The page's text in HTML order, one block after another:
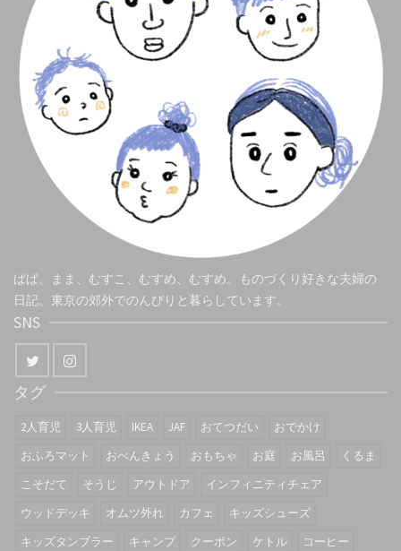
ぱぱ、まま、むすこ、むすめ、むすめ。ものづくり好きな夫婦の
日記。東京の郊外でのんびりと暮らしています。
SNS
タグ
2人育児 3人育児 IKEA JAF おてつだい
おでかけ
おふろマット
おべんきょう おもちゃ お庭 お風呂
くるま
こそだて
そうじ アウトドア
インフィニティチェア
ウッドデッキ
オムツ外れ カフェ
キッズシューズ
キッズタンブラー
キャンプ クーポン ケトル
コーヒー